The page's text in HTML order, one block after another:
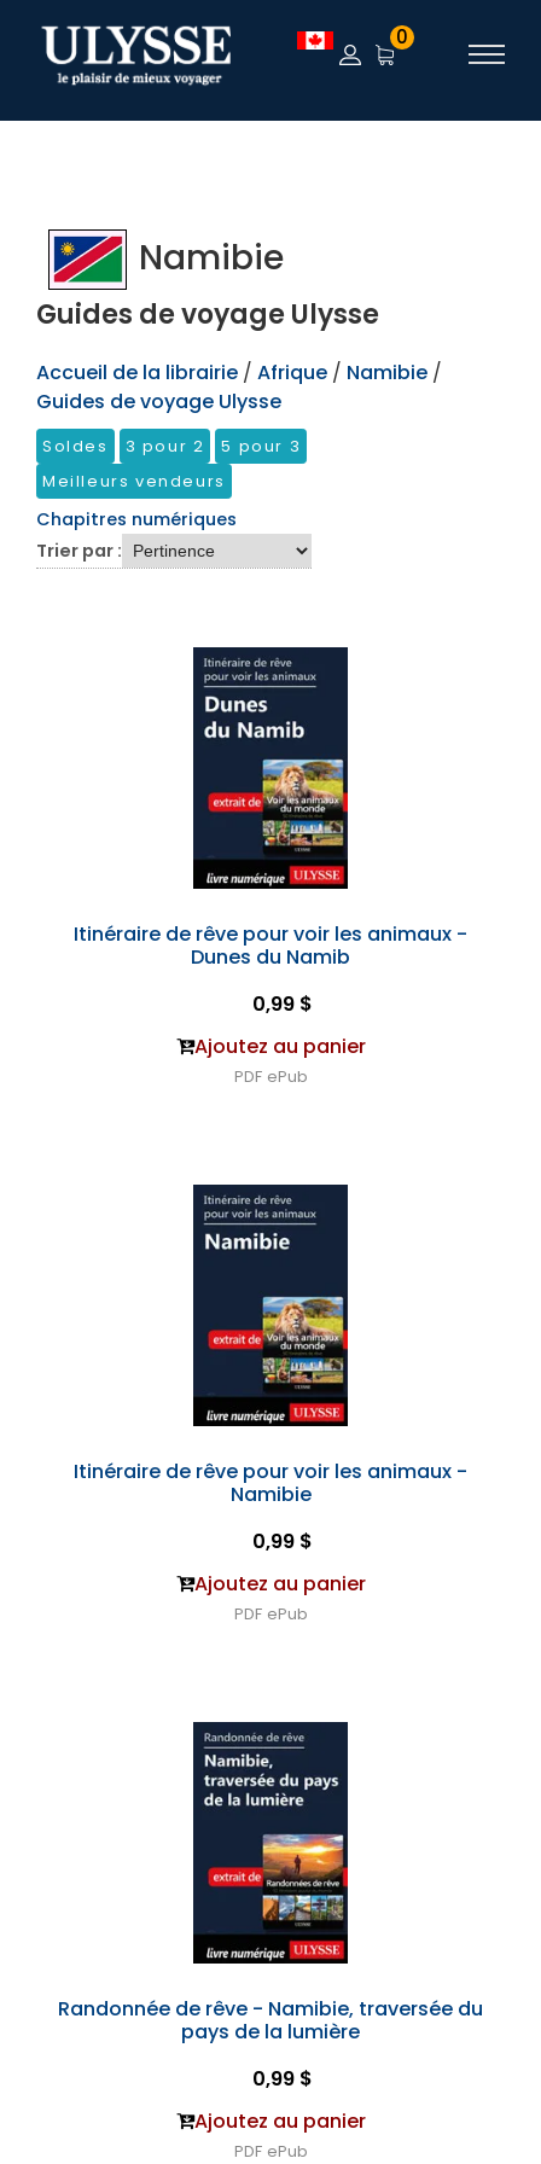
TEST 0
Namibie
Guides de voyage Ulysse
Accueil de la librairie / Afrique / Namibie /
Guides de voyage Ulysse
Soldes 3 pour 2
5 pour 3
Meilleurs vendeurs
Chapitres numériques
Trier par :
Itinéraire de rêve pour voir les animaux -
Dunes du Namib
0,99 $
Ajoutez au panier
PDF ePub
Itinéraire de rêve pour voir les animaux -
Namibie
0,99 $
Ajoutez au panier
PDF ePub
Randonnée de rêve - Namibie, traversée du
pays de la lumière
0,99 $
Ajoutez au panier
PDF ePub